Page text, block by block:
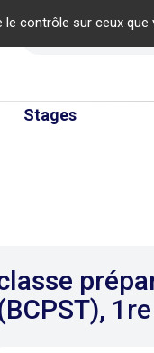
contrôle sur ceux
Stages